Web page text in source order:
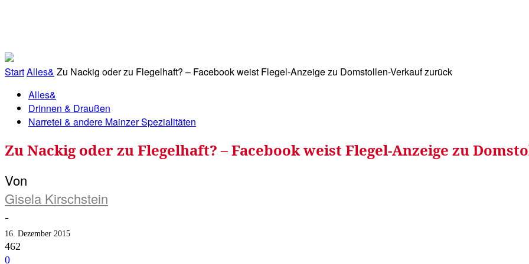
StartAlles& Zu Nackig oder zu Flegelhaft? – Facebook weist Flegel-Anzeige zu Domstollen-Verkauf zurück
Alles&
Drinnen & Draußen
Narretei & andere Mainzer Spezialitäten
Zu Nackig oder zu Flegelhaft? – Facebook weist Flegel-Anzeige zu
Von
Gisela Kirschstein
-
16. Dezember 2015
462
0